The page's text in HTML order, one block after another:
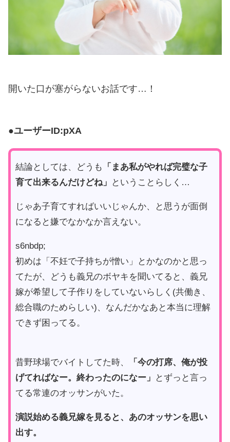
開いた口が塞がらないお話です…！
●ユーザーID:pXA
結論としては、どうも 「まあ私がやれば完璧な子
育て出来るんだけどね」
ということらしく…
じゃあ子育てすればいいじゃんか、と思うが面倒
になると嫌でなかなか言えない。
s6nbdp;
初めは「不妊で子持ちが憎い」とかなのかと思っ
てたが、どうも義兄のボヤキを聞いてると、義兄
嫁が希望して子作りをしていないらしく(共働き、
総合職のためらしい)、なんだかなあと本当に理解
できず困ってる。
昔野球場でバイトしてた時、
「今の打席、俺が投
げてればなー。終わったのになー」
とずっと言っ
てる常連のオッサンがいた。
演説始める義兄嫁を見ると、あのオッサンを思い
出す。